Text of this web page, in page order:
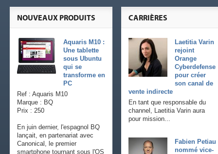
CARRIÈRES
Laetitia Varin
rejoint
Orange
Cyberdefense
pour créer
son canal de
vente indirecte
En tant que responsable du
channel, Laetitia Varin aura
pour mission...
Fabien Petiau
nommé vice-
NOUVEAUX PRODUITS
Aquaris M10 :
Une tablette
sous Ubuntu
qui se
transforme en
PC
Ref : Aquaris M10
Marque : BQ
Prix : 250
En juin dernier, l'espagnol BQ
lançait, en partenariat avec
Canonical, le premier
smartphone tournant sous l'OS